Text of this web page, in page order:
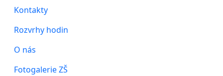
Kontakty
Rozvrhy hodin
O nás
Fotogalerie ZŠ